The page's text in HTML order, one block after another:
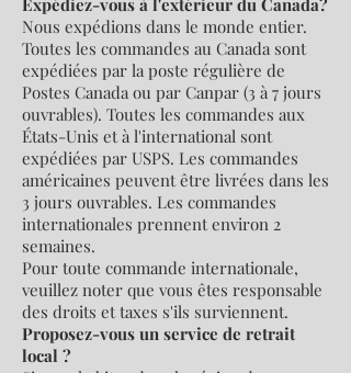
Expédiez-vous à l'extérieur du Canada?
Nous expédions dans le monde entier.
Toutes les commandes au Canada sont
expédiées par la poste régulière de
Postes Canada ou par Canpar (3 à 7 jours
ouvrables). Toutes les commandes aux
États-Unis et à l'international sont
expédiées par USPS. Les commandes
américaines peuvent être livrées dans les
3 jours ouvrables. Les commandes
internationales prennent environ 2
semaines.
Pour toute commande internationale,
veuillez noter que vous êtes responsable
des droits et taxes s'ils surviennent.
Proposez-vous un service de retrait
local ?